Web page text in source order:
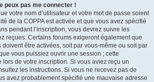
peux pas me connecter !
votre nom d’utilisateur et votre mot de passe soient
de la COPPA est activée et que vous avez spécifié
pendant l’inscription, vous devrez suivre les
reçues. Certains forums exigeront également que
doivent être activées, soit par vous-même ou soit par
vous puissiez ouvrir une session ; cette
lors de votre inscription. Si vous aviez reçu un
les instructions. Si vous ne recevez pas de
avez probablement spécifié une mauvaise adresse